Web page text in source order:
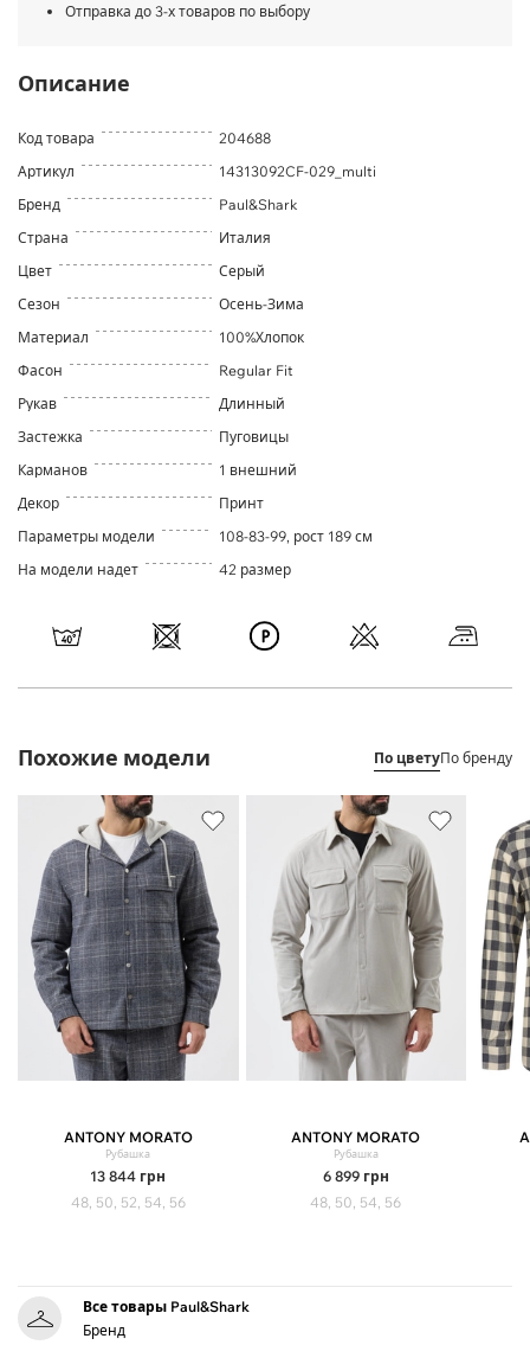
Отправка до 3-х товаров по выбору
Описание
Код товара
204688
Артикул
14313092CF-029_multi
Бренд
Paul&Shark
Страна
Италия
Цвет
Серый
Сезон
Осень-Зима
Материал
100%Хлопок
Фасон
Regular Fit
Рукав
Длинный
Застежка
Пуговицы
Карманов
1 внешний
Декор
Принт
Параметры модели
108-83-99, рост 189 см
На модели надет
42 размер
Похожие модели По цветуПо бренду
ANTONY MORATO
Рубашка
13 844 грн
48, 50, 52, 54, 56
ANTONY MORATO
Рубашка
6 899 грн
48, 50, 54, 56
Все товары Paul&Shark
Бренд